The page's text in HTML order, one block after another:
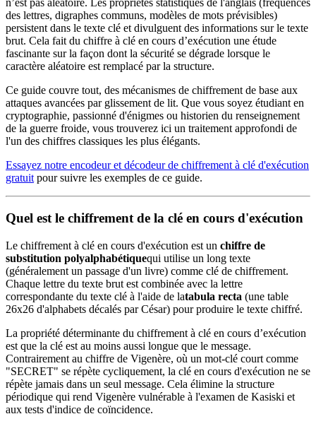
n’est pas aléatoire. Les propriétés statistiques de l'anglais (fréquences
des lettres, digraphes communs, modèles de mots prévisibles)
persistent dans le texte clé et divulguent des informations sur le texte
brut. Cela fait du chiffre à clé en cours d’exécution une étude
fascinante sur la façon dont la sécurité se dégrade lorsque le
caractère aléatoire est remplacé par la structure.
Ce guide couvre tout, des mécanismes de chiffrement de base aux
attaques avancées par glissement de lit. Que vous soyez étudiant en
cryptographie, passionné d'énigmes ou historien du renseignement
de la guerre froide, vous trouverez ici un traitement approfondi de
l'un des chiffres classiques les plus élégants.
Essayez notre encodeur et décodeur de chiffrement à clé d'exécution
gratuit pour suivre les exemples de ce guide.
Quel est le chiffrement de la clé en cours d'exécution
Le chiffrement à clé en cours d'exécution est un chiffre de
substitution polyalphabétiquequi utilise un long texte
(généralement un passage d'un livre) comme clé de chiffrement.
Chaque lettre du texte brut est combinée avec la lettre
correspondante du texte clé à l'aide de latabula recta (une table
26x26 d'alphabets décalés par César) pour produire le texte chiffré.
La propriété déterminante du chiffrement à clé en cours d’exécution
est que la clé est au moins aussi longue que le message.
Contrairement au chiffre de Vigenère, où un mot-clé court comme
"SECRET" se répète cycliquement, la clé en cours d'exécution ne se
répète jamais dans un seul message. Cela élimine la structure
périodique qui rend Vigenère vulnérable à l'examen de Kasiski et
aux tests d'indice de coïncidence.